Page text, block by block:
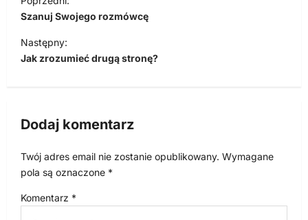
a
w
i
c
a
w
p
Szanuj Swojego rozmówcę
Następny:
Jak zrozumieć drugą stronę?
Dodaj komentarz
Twój adres email nie zostanie opublikowany. Wymagane
pola są oznaczone *
Komentarz *